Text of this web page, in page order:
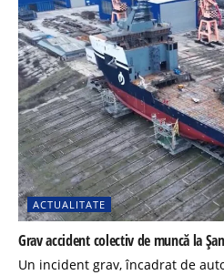
ACTUALITATE
Grav accident colectiv de muncă la
Un incident grav, încadrat de